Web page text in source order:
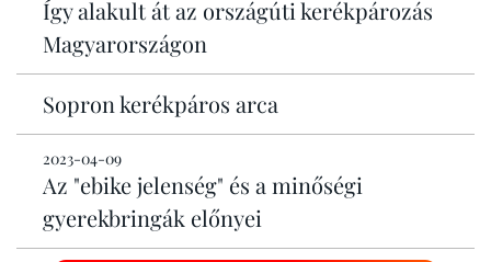
Így alakult át az országúti kerékpározás
Magyarországon
Sopron kerékpáros arca
2023-04-09
Az "ebike jelenség" és a minőségi
gyerekbringák előnyei